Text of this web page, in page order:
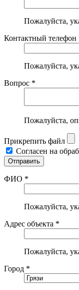
Пожалуйста,
Контактный телефон
Пожалуйста,
Вопрос *
Пожалуйста,
Прикрепить файл
Согласен на
ФИО *
Пожалуйста,
Адрес объекта *
Пожалуйста,
Город *